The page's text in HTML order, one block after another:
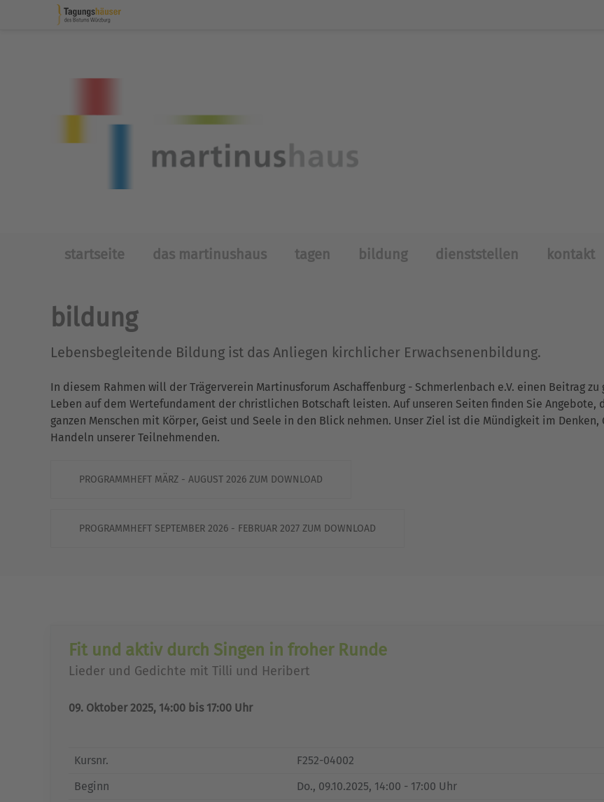
startseite das martinushaus tagen bildung dienststellen kontakt
bildung
Lebensbegleitende Bildung ist das Anliegen kirchlicher Erwachsenenbildung.
In diesem Rahmen will der Trägerverein Martinusforum Aschaffenburg - Schmerlenbach e.V. einen Beitrag zu
Leben auf dem Wertefundament der christlichen Botschaft leisten. Auf unseren Seiten finden Sie Angebote,
ganzen Menschen mit Körper, Geist und Seele in den Blick nehmen. Unser Ziel ist die Mündigkeit im Denken,
Handeln unserer Teilnehmenden.
PROGRAMMHEFT MÄRZ - AUGUST 2026 ZUM DOWNLOAD
PROGRAMMHEFT SEPTEMBER 2026 - FEBRUAR 2027 ZUM DOWNLOAD
Fit und aktiv durch Singen in froher Runde
Lieder und Gedichte mit Tilli und Heribert
09. Oktober 2025, 14:00 bis 17:00 Uhr
Kursnr.
F252-04002
Beginn
Do., 09.10.2025, 14:00 - 17:00 Uhr